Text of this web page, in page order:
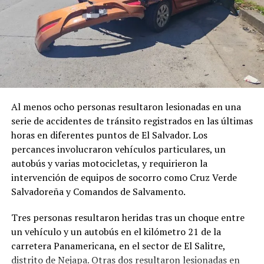
Comparte esto:
Facebook
Al menos ocho personas resultaron lesionadas en una
serie de accidentes de tránsito registrados en las últimas
horas en diferentes puntos de El Salvador. Los
percances involucraron vehículos particulares, un
autobús y varias motocicletas, y requirieron la
intervención de equipos de socorro como Cruz Verde
Salvadoreña y Comandos de Salvamento.
Tres personas resultaron heridas tras un choque entre
un vehículo y un autobús en el kilómetro 21 de la
carretera Panamericana, en el sector de El Salitre,
distrito de Nejapa. Otras dos resultaron lesionadas en